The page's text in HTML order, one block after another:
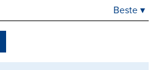
Kontrovers
Beste ▾